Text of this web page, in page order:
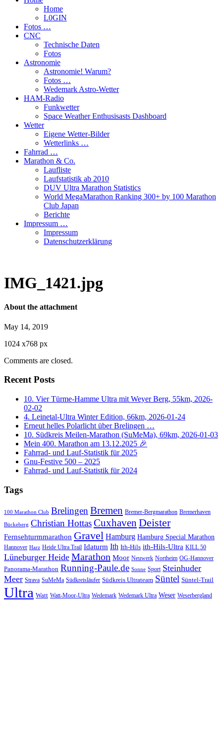
field
Home
L​0​​GIN
Fotos …
CNC
Technische Daten
Fotos
Astronomie
Astronomie! Warum?
Fotos …
Wedemark Astro-Wetter
HAM-Radio
Funkwetter
Space Weather Enthusisasts Dashboard
Wetter
Eigene Wetter-Bilder
Wetterlinks …
Fahrrad …
Marathon & Co.
Laufliste
Laufstatistik ab 2010
DUV Ultra Marathon Statistics
World MegaMarathon Ranking 300+ by 100 Marathon
Club Japan
Berichte
Impressum …
Impressum
Datenschutzerklärung
IMG_1421.jpg
About the attachment
May 14, 2019
1024 x768 px
Comments are closed.
Recent Posts
10. Vier Türme-Hamme Ultra mit Weyer Berg, 55km, 2026-
02-02
4. Leinetal-Ultra Winter Edition, 66km, 2026-01-24
Erneut helles Polarlicht über Brelingen …
10. Südkreis Meilen-Marathon (SuMeMa), 69km, 2026-01-03
Mein 400. Marathon am 13.12.2025 🎉
Fahrrad- und Lauf-Statistik für 2025
Gnu-Festive 500 – 2025
Fahrrad- und Lauf-Statistik für 2024
Tags
100 Marathon Club BrelingenBremen Bremer-Bergmarathon Bremerhaven
Bückeberg Christian HottasCuxhaven Deister
Fernsehturmmarathon Gravel Hamburg Hamburg Special Marathon
Hannover Harz Heide Ultra Trail Idaturm Ith Ith-Hils ith-Hils-Ultra KILL 50
Lüneburger Heide Marathon Moor Neuwerk Northeim OG-Hannover
Panorama-Marathon Running-Paule.de Sonne Sport Steinhuder
Meer Strava SuMeMa Südkreisläufer Südkreis Ultrateam Süntel Süntel-Trail
Ultra Watt Watt-Moor-Ultra Wedemark Wedemark Ultra Weser Weserbergland